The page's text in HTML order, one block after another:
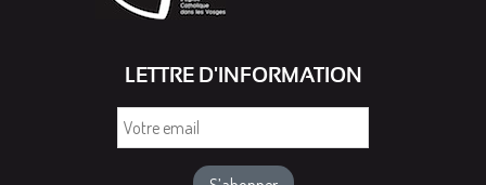
LETTRE D'INFORMATION